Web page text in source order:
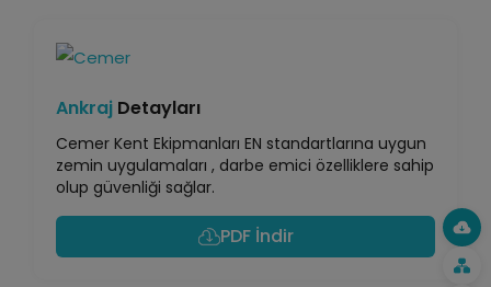
Ankraj Detayları
Cemer Kent Ekipmanları EN standartlarına uygun
zemin uygulamaları , darbe emici özelliklere sahip
olup güvenliği sağlar.
PDF İndir